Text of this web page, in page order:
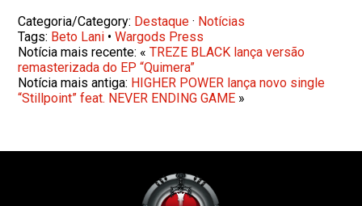
Categoria/Category: Destaque · Notícias
Tags: Beto Lani •Wargods Press
Notícia mais recente: «TREZE BLACK lança versão
remasterizada do EP “Quimera”
Notícia mais antiga: HIGHER POWER lança novo single
“Stillpoint” feat. NEVER ENDING GAME »